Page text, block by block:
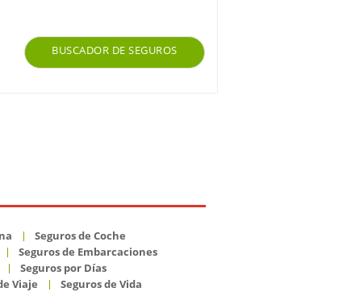
BUSCADOR DE SEGUROS
Seguros de Coche
Seguros de Embarcaciones
Seguros por Días
Viaje Seguros de Vida